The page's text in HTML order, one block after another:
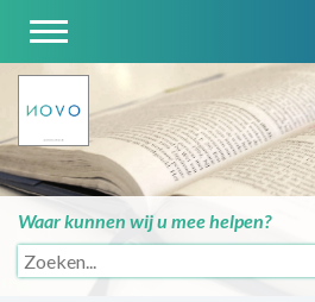
Waar kunnen wij u mee helpen?